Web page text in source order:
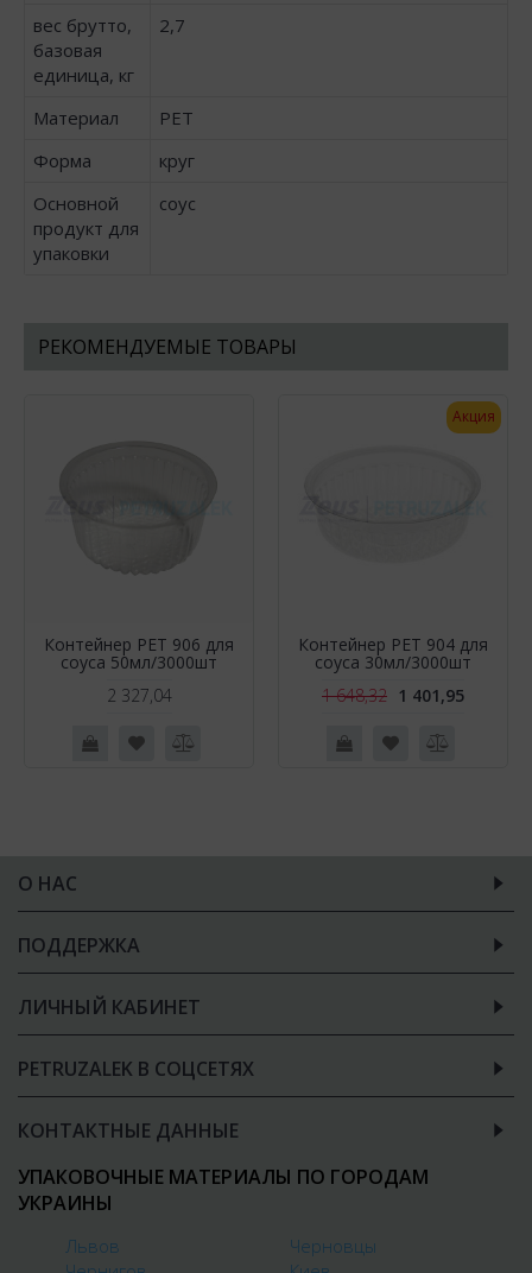
вес брутто,
базовая
единица, кг
2,7
Материал
PET
Форма
круг
Основной
продукт для
упаковки
соус
РЕКОМЕНДУЕМЫЕ ТОВАРЫ
Контейнер РЕТ 906 для
соуса 50мл/3000шт
2 327,04
Акция
Контейнер PET 904 для
соуса 30мл/3000шт
1 648,32 1 401,95
О НАС
ПОДДЕРЖКА
ЛИЧНЫЙ КАБИНЕТ
PETRUZALEK В СОЦСЕТЯХ
КОНТАКТНЫЕ ДАННЫЕ
УПАКОВОЧНЫЕ МАТЕРИАЛЫ ПО ГОРОДАМ
УКРАИНЫ
Львов
Черновцы